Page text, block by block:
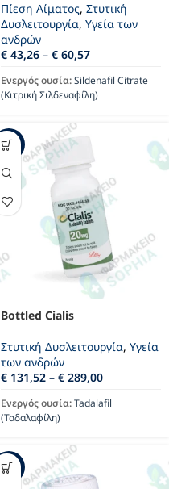
Πίεση Αίματος, Στυτική
Δυσλειτουργία, Υγεία των
ανδρών
€ 43,26 – € 60,57
Ενεργός ουσία:Sildenafil Citrate
(Κιτρική Σιλδεναφίλη)
-27%
Bottled Cialis
Στυτική Δυσλειτουργία, Υγεία
των ανδρών
€ 131,52 – € 289,00
Ενεργός ουσία:Tadalafil
(Ταδαλαφίλη)
-21%